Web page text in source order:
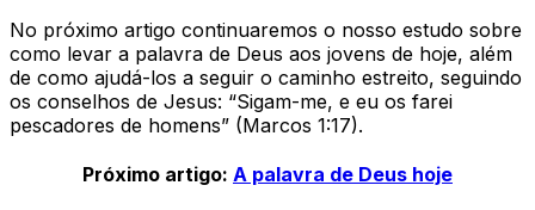
No próximo artigo continuaremos o nosso estudo sobre
como levar a palavra de Deus aos jovens de hoje, além
de como ajudá-los a seguir o caminho estreito, seguindo
os conselhos de Jesus: “Sigam-me, e eu os farei
pescadores de homens” (Marcos 1:17).
Próximo artigo: A palavra de Deus hoje